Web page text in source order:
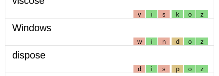
v i s k o z
Windows
w i n d o z
dispose
d i s p o z